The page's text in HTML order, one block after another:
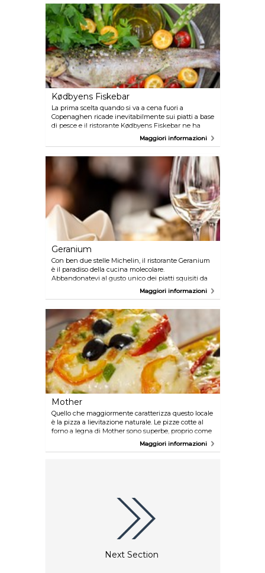
Kødbyens Fiskebar
La prima scelta quando si va a cena fuori a
Copenaghen ricade inevitabilmente sui piatti a base
di pesce e il ristorante Kødbyens Fiskebar ne ha
davvero parecchi da offrire. Assaggiate le ostriche
fresche, il pesce fresco o anche il tradizionale Fish
Maggiori informazioni
Geranium
Con ben due stelle Michelin, il ristorante Geranium
è il paradiso della cucina molecolare.
Abbandonatevi al gusto unico dei piatti squisiti da
accompagnare con un buon bicchiere di vino.
Maggiori informazioni
Mother
Quello che maggiormente caratterizza questo locale
è la pizza a lievitazione naturale. Le pizze cotte al
forno a legna di Mother sono superbe, proprio come
lo è il salotto all'aperto. Assicuratevi di prenotare in
anticipo per evitare di dover attendere che si liberi
Maggiori informazioni
Next Section